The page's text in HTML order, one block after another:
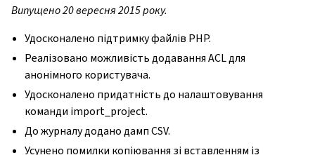
Випущено 20 вересня 2015 року.
Удосконалено підтримку файлів PHP.
Реалізовано можливість додавання ACL для
анонімного користувача.
Удосконалено придатність до налаштовування
команди import_project.
До журналу додано дамп CSV.
Усунено помилки копіювання зі вставленням із